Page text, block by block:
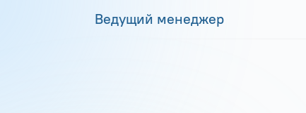
Ведущий менеджер